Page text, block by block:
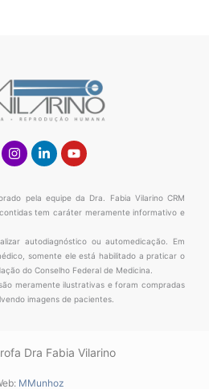
Instagram
Linkedin-
in
Youtube
pela equipe da Dra. Fabia Vilarino CRM
tem caráter meramente informativo e
autodiagnóstico ou automedicação. Em
somente ele está habilitado a praticar o
do Conselho Federal de Medicina.
meramente ilustrativas e foram compradas
imagens de pacientes.
Dra Fabia Vilarino
MMunhoz